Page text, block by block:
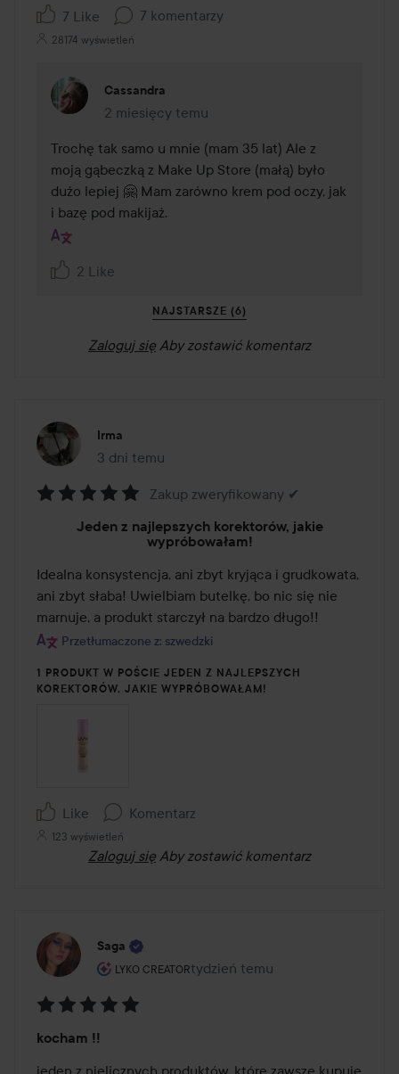
7 Like 7 komentarzy
28174 wyświetleń
Cassandra
2 miesięcy temu
Komentarz został dodany 2 miesięcy temu
Trochę tak samo u mnie (mam 35 lat) Ale z
moją gąbeczką z Make Up Store (małą) było
dużo lepiej 🤗 Mam zarówno krem pod oczy, jak
i bazę pod makijaż.
2 Like
NAJSTARSZE (6)
Zaloguj się Aby zostawić komentarz
Irma
3 dni temu
Post został utworzony 3 dni temu
5
Zakup zweryfikowany ✔
Jeden z najlepszych korektorów, jakie
wypróbowałam!
Idealna konsystencja, ani zbyt kryjąca i grudkowata,
ani zbyt słaba! Uwielbiam butelkę, bo nic się nie
marnuje, a produkt starczył na bardzo długo!!
Przetłumaczone z: szwedzki
1 PRODUKT W POŚCIE JEDEN Z NAJLEPSZYCH
KOREKTORÓW, JAKIE WYPRÓBOWAŁAM!
Like Komentarz
123 wyświetleń
Zaloguj się Aby zostawić komentarz
Saga
LYKO CREATOR
Rola użytkownika: Lyko Creator.
tydzień temu
Post został utworzony tydzień
5
z
kocham !!
jeden z nielicznych produktów, które zawsze kupuję